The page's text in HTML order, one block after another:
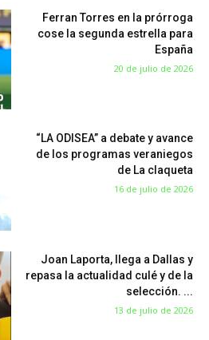
Ferran Torres en la prórroga
cose la segunda estrella para
España
20 de julio de 2026
“LA ODISEA” a debate y avance
de los programas veraniegos
de La claqueta
16 de julio de 2026
Joan Laporta, llega a Dallas y
repasa la actualidad culé y de la
selección. ...
13 de julio de 2026